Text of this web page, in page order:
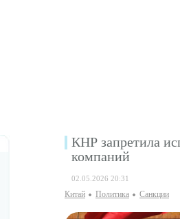
КНР запретила
компаний
02.05.2026 20:31
Китай Политика Санкции